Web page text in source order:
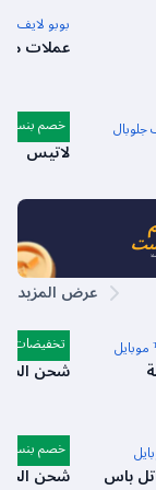
بوبو لايف
عملات
جلوبال شحن مارفل
لاتيس
خصم بنسبة 2%
عرض المزيد
شدات ببجي
شحن
تخفيضات
شحن مباشر
شحن
خصم بنسبة 9%